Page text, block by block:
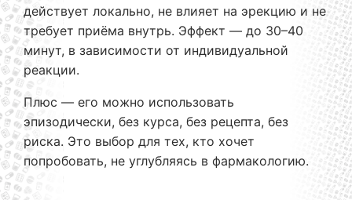
действует локально, не влияет на эрекцию и не
требует приёма внутрь. Эффект — до 30–40
минут, в зависимости от индивидуальной
реакции.
Плюс — его можно использовать
эпизодически, без курса, без рецепта, без
риска. Это выбор для тех, кто хочет
попробовать, не углубляясь в фармакологию.